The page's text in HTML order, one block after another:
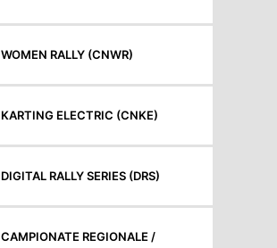
WOMEN RALLY (CNWR)
KARTING ELECTRIC (CNKE)
DIGITAL RALLY SERIES (DRS)
CAMPIONATE REGIONALE /